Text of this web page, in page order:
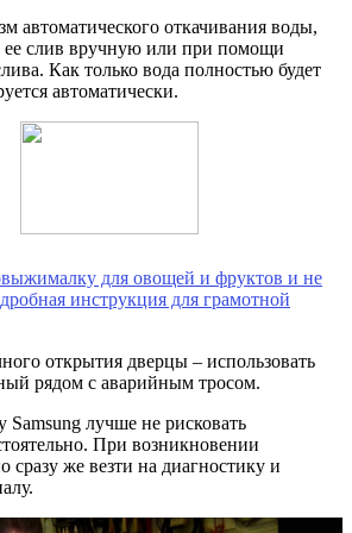
автоматического откачивания воды,
ее слив вручную или при помощи
Как только вода полностью будет
автоматически.
для овощей и фруктов и не
инструкция для грамотной
открытия дверцы – использовать
рядом с аварийным тросом.
лучше не рисковать
При возникновении
сразу же везти на диагностику и